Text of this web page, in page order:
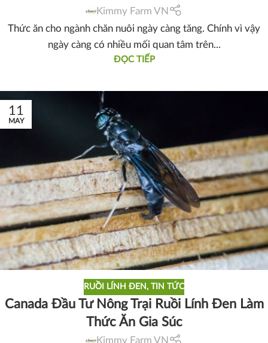
Kimmy Farm VN
Thức ăn cho ngành chăn nuôi ngày càng tăng. Chính vì vậy
ngày càng có nhiều mối quan tâm trên...
ĐỌC TIẾP
11
MAY
RUỒI LÍNH ĐEN, TIN TỨC
Canada Đầu Tư Nông Trại Ruồi Lính Đen Làm
Thức Ăn Gia Súc
Kimmy Farm VN